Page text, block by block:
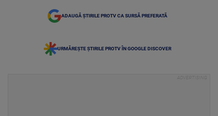
ADAUGĂ ȘTIRILE PROTV CA SURSĂ PREFERATĂ
URMĂREȘTE ȘTIRILE PROTV ÎN GOOGLE DISCOVER